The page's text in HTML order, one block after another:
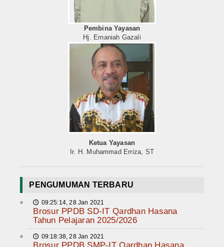
Pembina Yayasan
Hj. Ernaniah Gazali
Ketua Yayasan
Ir. H. Muhammad Erriza, ST
PENGUMUMAN TERBARU
🕔 09:25:14, 28 Jan 2021
Brosur PPDB SD-IT Qardhan Hasana
Tahun Pelajaran 2025/2026
🕔 09:18:38, 28 Jan 2021